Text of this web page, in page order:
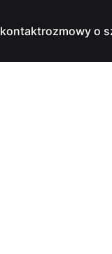
kontaktrozmowy o